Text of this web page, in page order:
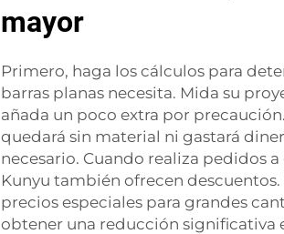
mayor
Primero, haga los cálculos para
barras planas necesita. Mida su
añada un poco extra por
quedará sin material ni gastará
necesario. Cuando realiza pedidos
Kunyu también ofrecen
precios especiales para grandes
obtener una reducción significativa